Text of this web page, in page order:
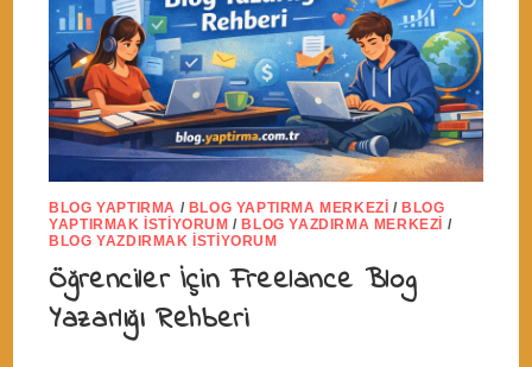
BLOG YAPTIRMA / BLOG YAPTIRMA MERKEZI / BLOG
YAPTIRMAK İSTIYORUM / BLOG YAZDIRMA MERKEZI /
BLOG YAZDIRMAK İSTIYORUM
Öğrenciler İçin Freelance Blog
Yazarlığı Rehberi